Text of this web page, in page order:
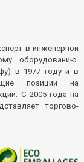
в инженерной
оборудованию.
в 1977 году и в
позиции на
С 2005 года на
торгово-